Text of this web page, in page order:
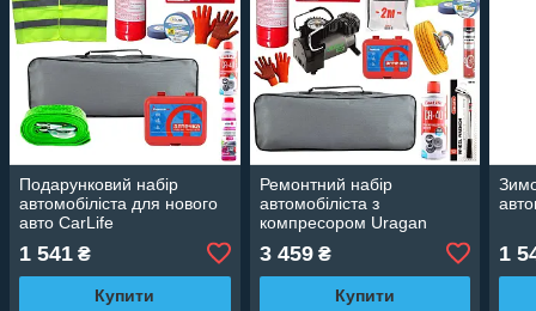
Подарунковий набір
автомобіліста для нового
авто CarLife
1 541 ₴
Купити
Ремонтний набір
автомобіліста з
компресором Uragan
3 459₴
Купити
1